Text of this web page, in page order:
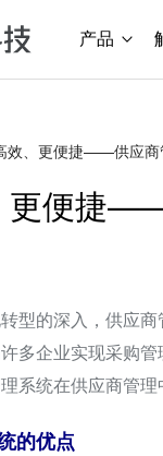
产品
效、更便捷——供应商
更便捷
型的深入，供应
多企业实现采购
系统在供应商管理
的优点